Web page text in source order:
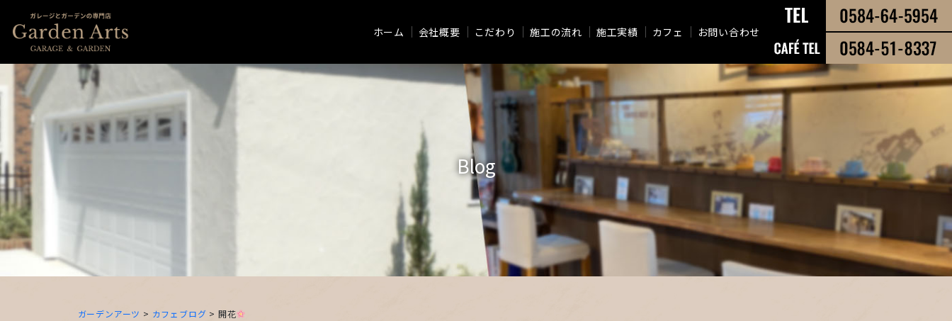
ホーム 会社概要 こだわり 施工の流れ 施工実績 カフェ お問い合わせ
Blog
ガーデンアーツ > カフェブログ > 開花